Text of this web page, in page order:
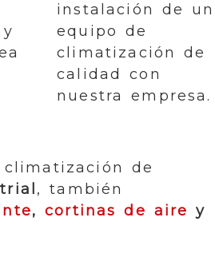
instalación de un
equipo de
climatización de
calidad con
nuestra empresa.
de
, también
,cortinas de airey